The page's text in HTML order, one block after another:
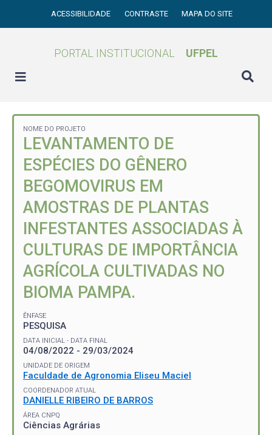
ACESSIBILIDADE CONTRASTE MAPA DO SITE
PORTAL INSTITUCIONAL UFPEL
NOME DO PROJETO
LEVANTAMENTO DE
ESPÉCIES DO GÊNERO
BEGOMOVIRUS EM
AMOSTRAS DE PLANTAS
INFESTANTES ASSOCIADAS À
CULTURAS DE IMPORTÂNCIA
AGRÍCOLA CULTIVADAS NO
BIOMA PAMPA.
ÊNFASE
PESQUISA
DATA INICIAL - DATA FINAL
04/08/2022 - 29/03/2024
UNIDADE DE ORIGEM
Faculdade de Agronomia Eliseu Maciel
COORDENADOR ATUAL
DANIELLE RIBEIRO DE BARROS
ÁREA CNPQ
Ciências Agrárias